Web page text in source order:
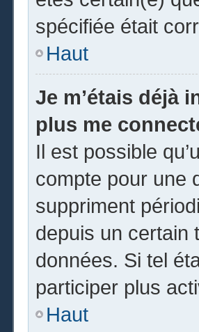
spécifiée était
Haut
Je m’étais déjà
plus me
Il est possible
compte pour une
suppriment
depuis un certain
données. Si tel
participer plus
Haut